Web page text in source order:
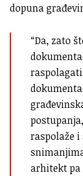
dopuna
“Da, zato
raspolaže
arhitekt pa